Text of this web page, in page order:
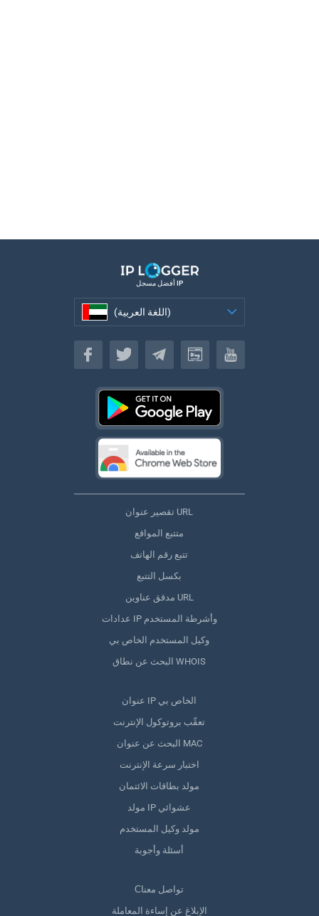
أفضل مسجل IP
(اللغة العربية)
(اللغة العربية)
تقصير عنوان URL
متتبع المواقع
تتبع رقم الهاتف
بكسل التتبع
مدقق عناوين URL
عدادات IP وأشرطة المستخدم
وكيل المستخدم الخاص بي
البحث عن نطاق WHOIS
عنوان IP الخاص بي
تعقّب بروتوكول الإنترنت
البحث عن عنوان MAC
اختبار سرعة الإنترنت
مولد بطاقات الائتمان
مولد IP عشوائي
مولد وكيل المستخدم
أسئلة وأجوبة
Сتواصل معنا
الإبلاغ عن إساءة المعاملة